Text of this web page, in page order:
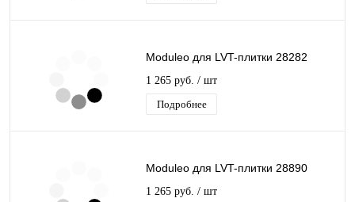
Moduleo для LVT-плитки 28282
1 265 руб. / шт
Подробнее
Moduleo для LVT-плитки 28890
1 265 руб. / шт